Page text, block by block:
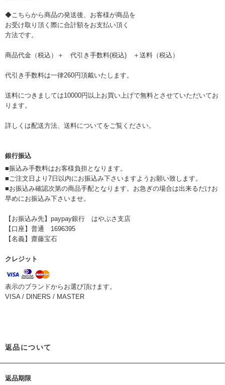
◆こちらから商品の発送後、お客様が商品を
お受け取り頂く際に合計額をお支払い頂く
方法です。
商品代金（税込）＋ 代引き手数料(税込) ＋送料（税込）
代引き手数料は一律260円頂戴いたします。
送料につきましては10000円以上お買い上げで無料とさせていただいてお
ります。
詳しくは配送方法、送料についてをご覧ください。
銀行振込
■振込み手数料はお客様負担となります。
■ご注文日より7日以内にお振込み下さいますようお願い致します。
■お振込み確認次第の商品手配となります。お急ぎの場合は出来るだけお
早めにお振込み下さいませ。
【お振込み先】paypay銀行 はやぶさ支店
【口座】普通 1696395
【名義】齋藤宝石
クレジット
表示のブランドからお選び頂けます。
VISA / DINERS / MASTER
返品について
返品期限